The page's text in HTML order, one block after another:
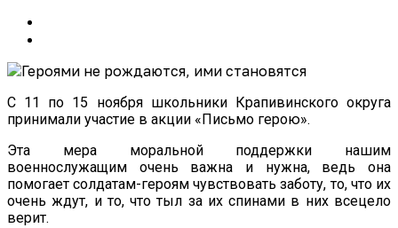
С 11 по 15 ноября школьники Крапивинского округа
принимали участие в акции «Письмо герою».
Эта мера моральной поддержки нашим
военнослужащим очень важна и нужна, ведь она
помогает солдатам-героям чувствовать заботу, то, что их
очень ждут, и то, что тыл за их спинами в них всецело
верит.